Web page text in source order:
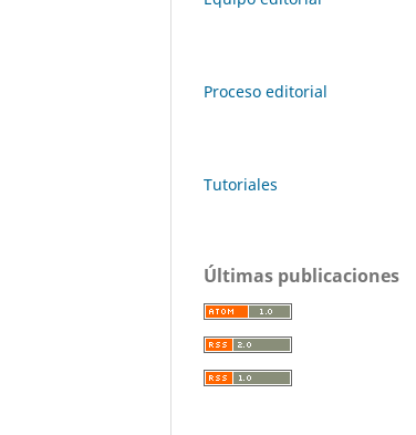
Proceso editorial
Tutoriales
Últimas publicaciones